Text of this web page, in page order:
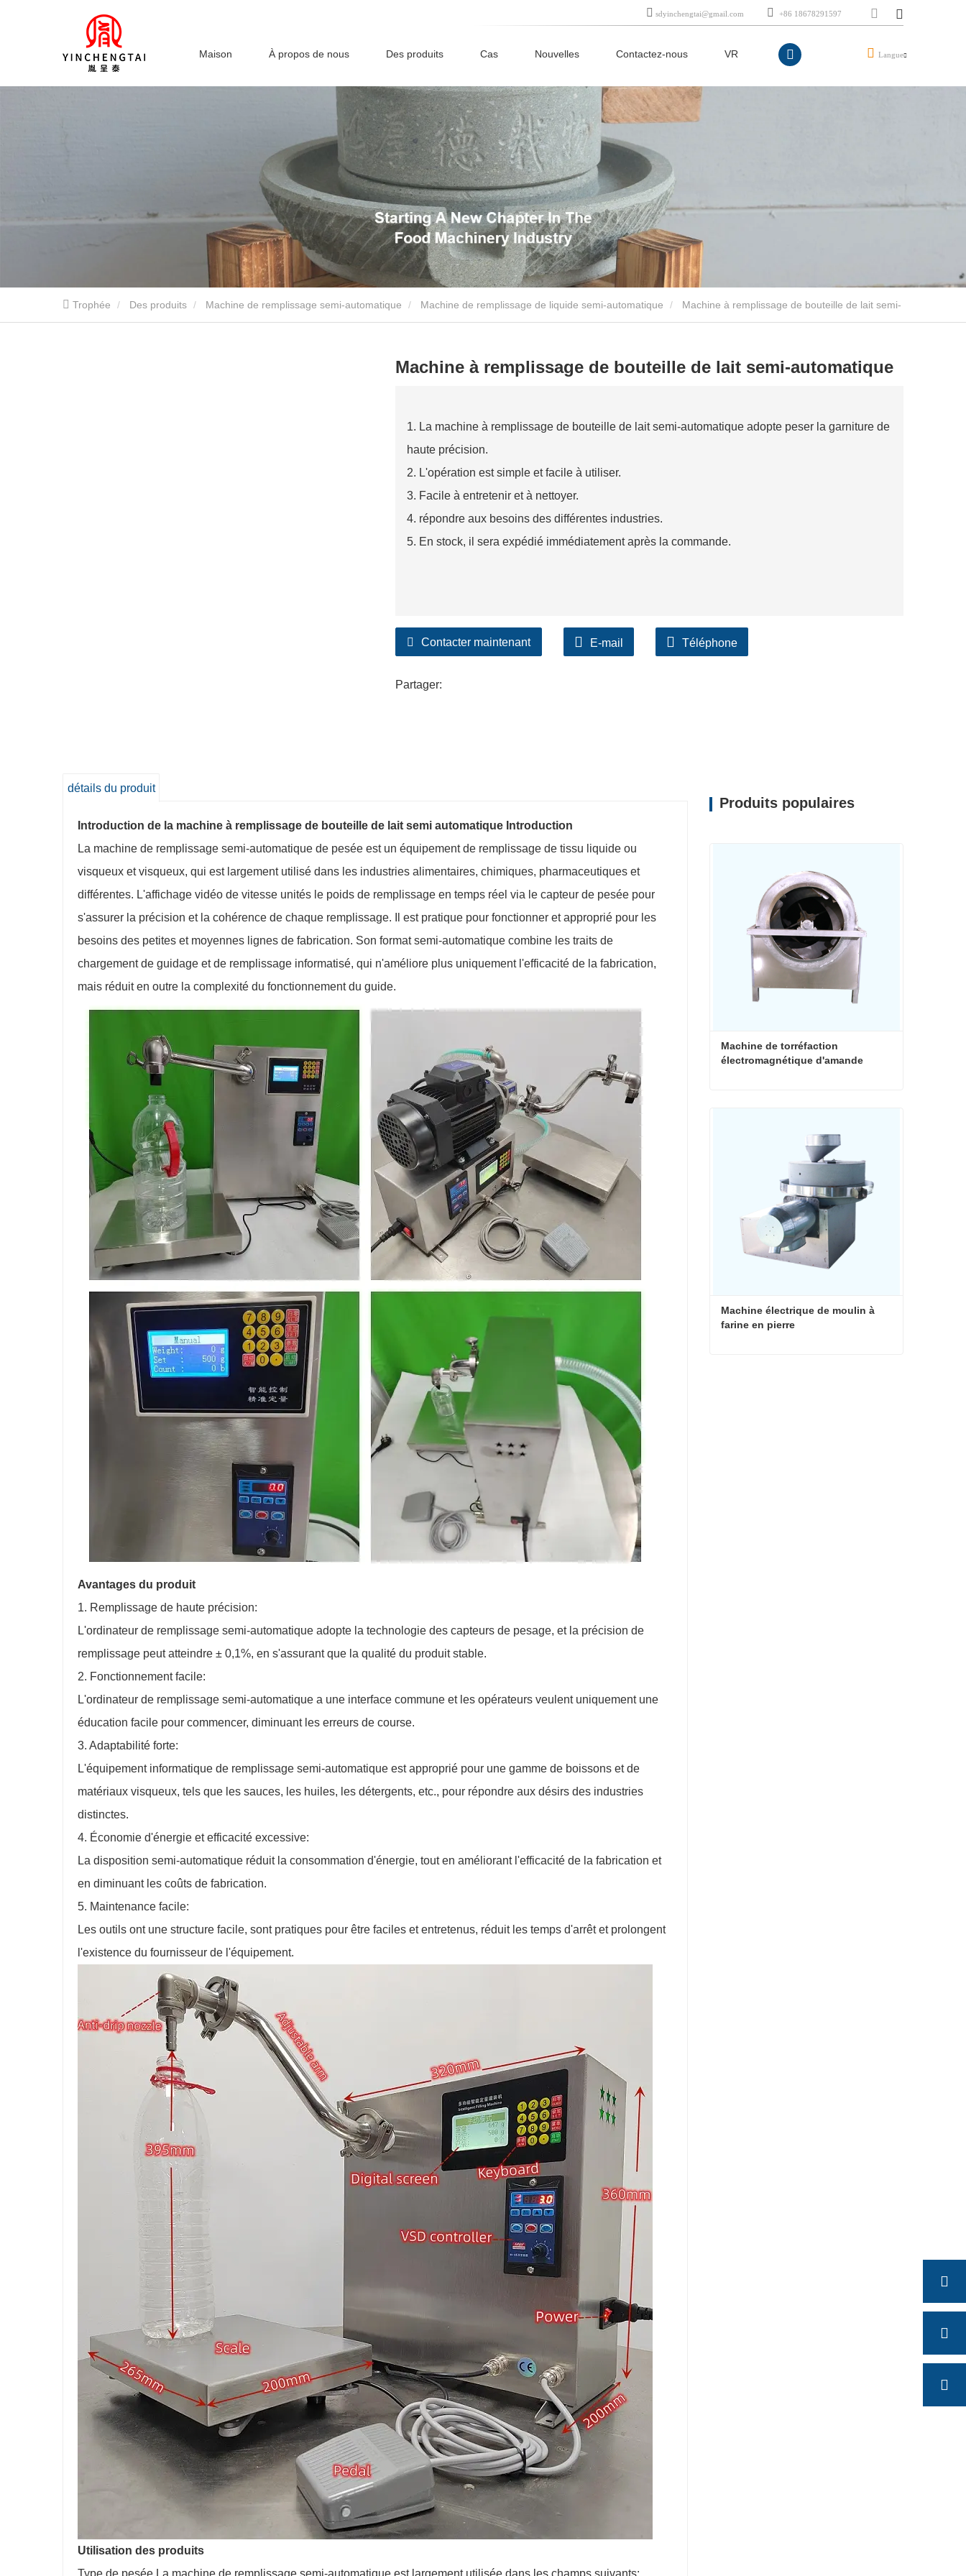
Maison À propos de nous Des produits Cas Nouvelles Contactez-nous VR
sdyinchengtai@gmail.com +86 18678291597
Langue
Trophée Des produits Machine de remplissage semi-automatique Machine de remplissage de liquide semi-automatique
Machine à remplissage de bouteille de lait semi-automatique
1. La machine à remplissage de bouteille de lait semi-automatique adopte peser la garniture de
haute précision.
2. L'opération est simple et facile à utiliser.
3. Facile à entretenir et à nettoyer.
4. répondre aux besoins des différentes industries.
5. En stock, il sera expédié immédiatement après la commande.
Contacter maintenant E-mail Téléphone
Partager:
détails du produit
Introduction de la machine à remplissage de bouteille de lait semi automatique Introduction
La machine de remplissage semi-automatique de pesée est un équipement de remplissage de tissu liquide ou
visqueux et visqueux, qui est largement utilisé dans les industries alimentaires, chimiques, pharmaceutiques et
différentes. L'affichage vidéo de vitesse unités le poids de remplissage en temps réel via le capteur de pesée pour
s'assurer la précision et la cohérence de chaque remplissage. Il est pratique pour fonctionner et approprié pour les
besoins des petites et moyennes lignes de fabrication. Son format semi-automatique combine les traits de
chargement de guidage et de remplissage informatisé, qui n'améliore plus uniquement l'efficacité de la fabrication,
mais réduit en outre la complexité du fonctionnement du guide.
Avantages du produit
1. Remplissage de haute précision:
L'ordinateur de remplissage semi-automatique adopte la technologie des capteurs de pesage, et la précision de
remplissage peut atteindre ± 0,1%, en s'assurant que la qualité du produit stable.
2. Fonctionnement facile:
L'ordinateur de remplissage semi-automatique a une interface commune et les opérateurs veulent uniquement une
éducation facile pour commencer, diminuant les erreurs de course.
3. Adaptabilité forte:
L'équipement informatique de remplissage semi-automatique est approprié pour une gamme de boissons et de
matériaux visqueux, tels que les sauces, les huiles, les détergents, etc., pour répondre aux désirs des industries
distinctes.
4. Économie d'énergie et efficacité excessive:
La disposition semi-automatique réduit la consommation d'énergie, tout en améliorant l'efficacité de la fabrication et
en diminuant les coûts de fabrication.
5. Maintenance facile:
Les outils ont une structure facile, sont pratiques pour être faciles et entretenus, réduit les temps d'arrêt et prolongent
l'existence du fournisseur de l'équipement.
Utilisation des produits
Produits populaires
Machine de torréfaction
électromagnétique d'amande
Contacter maintenant
Machine électrique de moulin à
farine en pierre